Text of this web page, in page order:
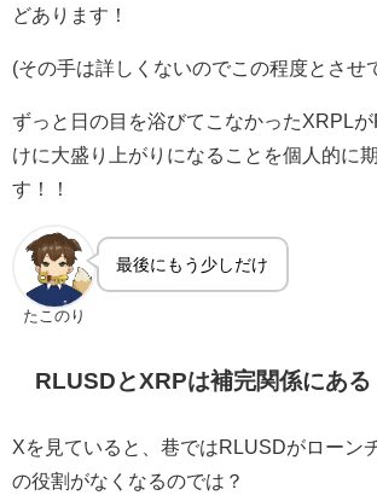
どあります！
(その手は詳しくないのでこの程度とさせ
ずっと日の目を浴びてこなかったXRPL
けに大盛り上がりになることを個人的に
す！！
たこのり
最後にもう少しだけ
RLUSDとXRPは補完関係にある
Xを見ていると、巷ではRLUSDがローン
の役割がなくなるのでは？